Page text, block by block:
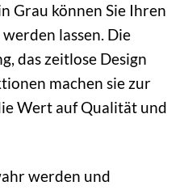
Grau können Sie Ihren
lassen. Die
das zeitlose Design
machen sie zur
Wert auf Qualität und
werden und